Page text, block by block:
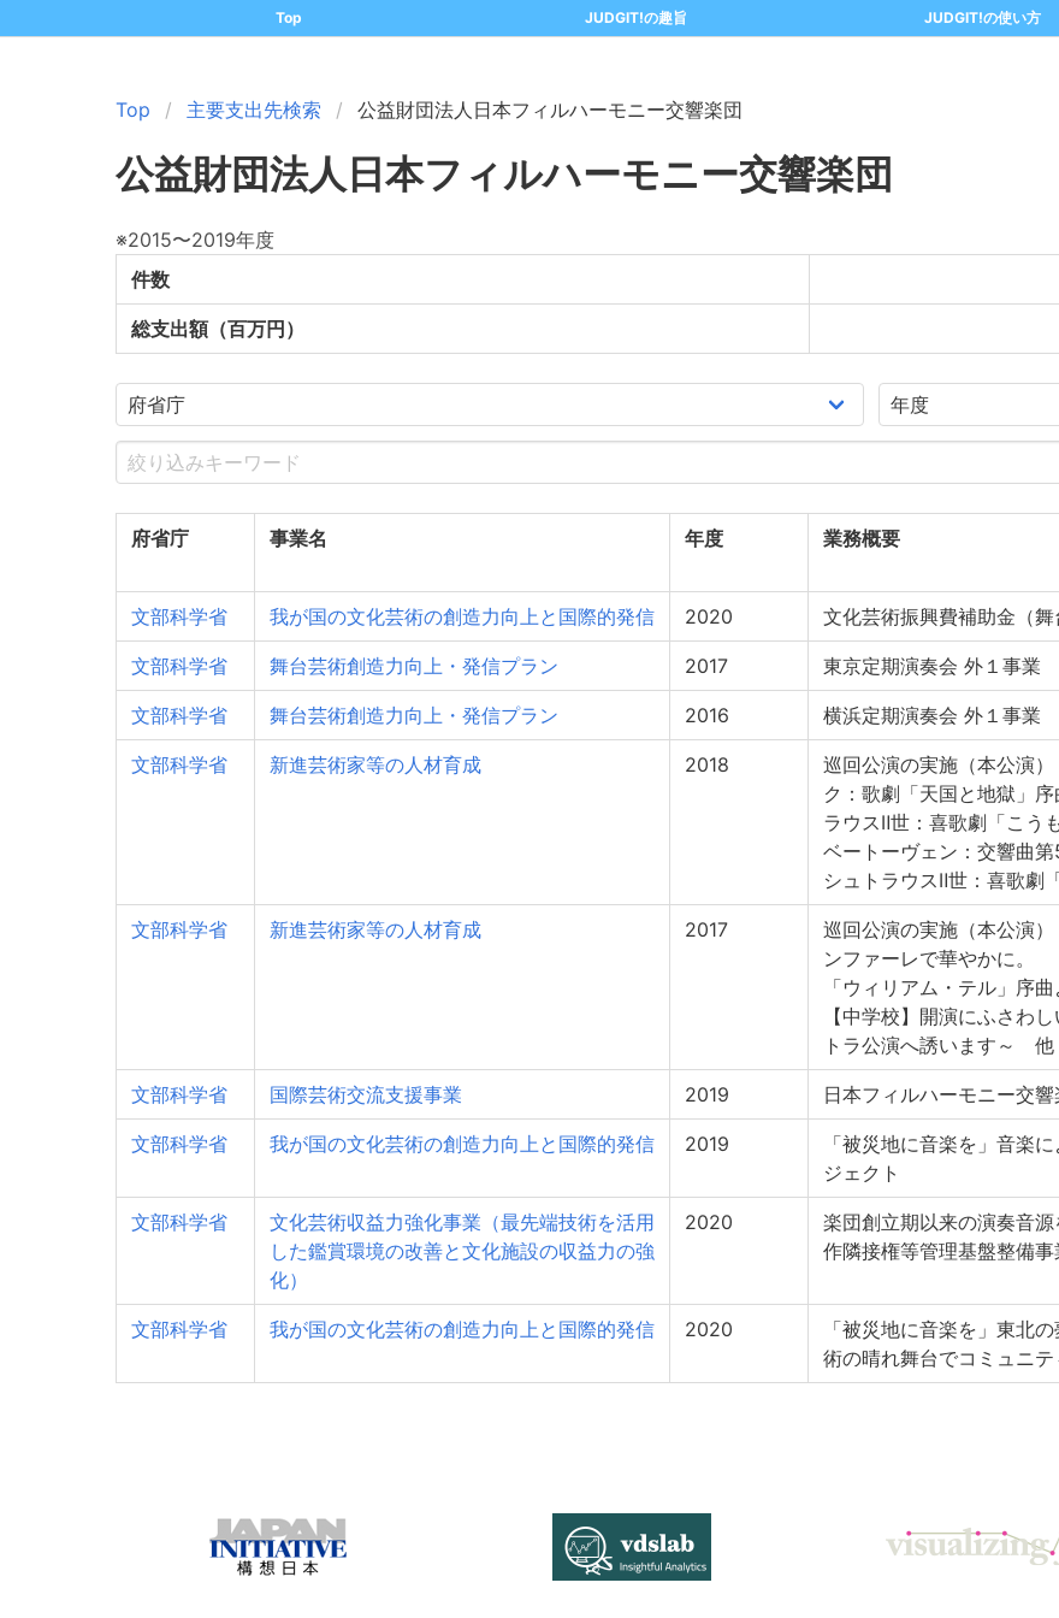
Top JUDGIT!の趣旨 JUDGIT!の使い方
Top 主要支出先検索 公益財団法人日本フィルハーモニー交響楽団
公益財団法人日本フィルハーモニー交響楽団
※2015〜2019年度
件数
総支出額（百万円）
府省庁 事業名 年度 業務概要
文部科学省 我が国の文化芸術の創造力向上と国際的発信 2020 文化芸術振興費補助金（舞
文部科学省 舞台芸術創造力向上・発信プラン 2017 東京定期演奏会 外１事業
文部科学省 舞台芸術創造力向上・発信プラン 2016 横浜定期演奏会 外１事業
文部科学省 新進芸術家等の人材育成 2018
巡回公演の実施（本公演
ク：歌劇「天国と地獄」
ラウスⅡ世：喜歌劇「こ
ベートーヴェン：交響曲
シュトラウスⅡ世：喜歌劇
文部科学省 新進芸術家等の人材育成 2017
巡回公演の実施（本公演
ンファーレ
「ウィリアム・テル」序
【中学校】開演にふさわ
トラ公演へ誘います～ 他
文部科学省 国際芸術交流支援事業 2019 日本フィルハーモニー交
文部科学省 我が国の文化芸術の創造力向上と国際的発信 2019
「被災地に音楽を」音楽
ジェクト
文部科学省
文化芸術収益力強化事業（最先端技術を活用
した鑑賞環境の改善と文化施設の収益力の強
化）
2020
楽団創立期以来の演奏音
作隣接権等管理基盤整備事
文部科学省 我が国の文化芸術の創造力向上と国際的発信 2020
「被災地に音楽を」東北
術の晴れ舞台でコミュニ